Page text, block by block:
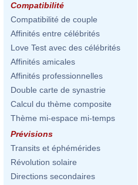
Compatibilité
Compatibilité de couple
Affinités entre célébrités
Love Test avec des célébrités
Affinités amicales
Affinités professionnelles
Double carte de synastrie
Calcul du thème composite
Thème mi-espace mi-temps
Prévisions
Transits et éphémérides
Révolution solaire
Directions secondaires